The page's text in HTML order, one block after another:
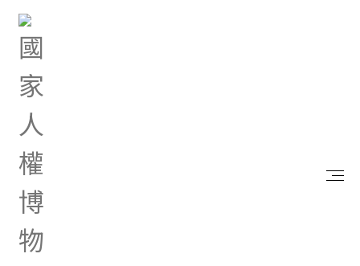
首頁
生命之歌 思親歌謠滿載盈淚親情
Dec 10, 2023 |